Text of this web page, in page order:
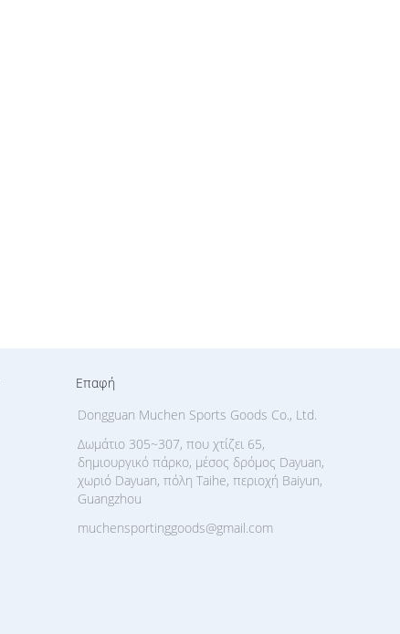
Επαφή
Dongguan Muchen Sports Goods Co., Ltd.
Δωμάτιο 305~307, που χτίζει 65,
δημιουργικό πάρκο, μέσος δρόμος Dayuan,
χωριό Dayuan, πόλη Taihe, περιοχή Baiyun,
Guangzhou
muchensportinggoods@gmail.com